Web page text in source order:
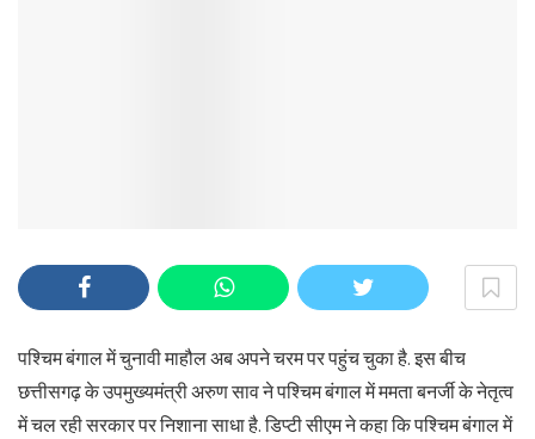
पश्चिम बंगाल में चुनावी माहौल अब अपने चरम पर पहुंच चुका है. इस बीच
छत्तीसगढ़ के उपमुख्यमंत्री अरुण साव ने पश्चिम बंगाल में ममता बनर्जी के नेतृत्व
में चल रही सरकार पर निशाना साधा है. डिप्टी सीएम ने कहा कि पश्चिम बंगाल में